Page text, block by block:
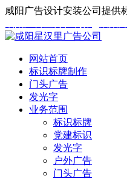
咸阳广告设计安装公司提供
网站首页
标识标牌制作
门头广告
发光字
业务范围
标识标牌
党建标识
发光字
户外广告
门头广告